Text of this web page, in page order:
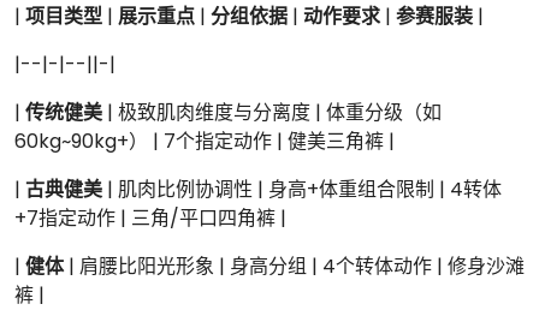
| 项目类型 | 展示重点 | 分组依据 | 动作要求 | 参赛服装 |
|--|-|--||-|
| 传统健美 | 极致肌肉维度与分离度 | 体重分级（如
60kg~90kg+） | 7个指定动作 | 健美三角裤 |
| 古典健美 | 肌肉比例协调性 | 身高+体重组合限制 | 4转体
+7指定动作 | 三角/平口四角裤 |
| 健体| 肩腰比阳光形象 | 身高分组 | 4个转体动作 | 修身沙滩
裤 |